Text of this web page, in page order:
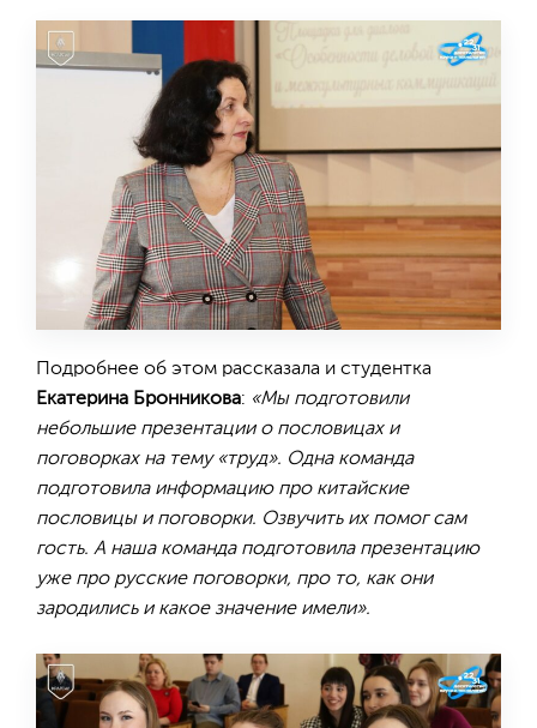
Подробнее об этом рассказала и студентка
Екатерина Бронникова: «Мы подготовили
небольшие презентации о пословицах и
поговорках на тему «труд». Одна команда
подготовила информацию про китайские
пословицы и поговорки. Озвучить их помог сам
гость. А наша команда подготовила презентацию
уже про русские поговорки, про то, как они
зародились и какое значение имели».